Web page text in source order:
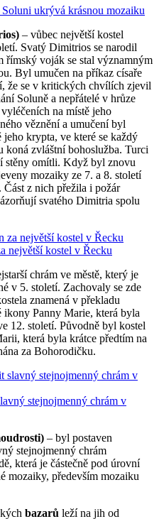
ukrývá krásnou mozaiku
– vůbec největší kostel
Svatý Dimitrios se narodil
římský voják se stal významným
Byl umučen na příkaz císaře
že se v kritických chvílích zjevil
Soluně a nepřátelé v hrůze
na místě jeho
věznění a umučení byl
krypta, ve které se každý
koná zvláštní bohoslužba. Turci
stěny omítli. Když byl znovu
mozaiky ze 7. a 8. století
z nich přežila i požár
svatého Dimitria spolu
největší kostel v Řecku
chrám ve městě, který je
v 5. století. Zachovaly se zde
znamená v překladu
ikony Panny Marie, která byla
12. století. Původně byl kostel
která byla krátce předtím na
za Bohorodičku.
stejnojmenný chrám v
– byl postaven
stejnojmenný chrám
která je částečně pod úrovní
mozaiky, především mozaiku
bazarů leží na jih od